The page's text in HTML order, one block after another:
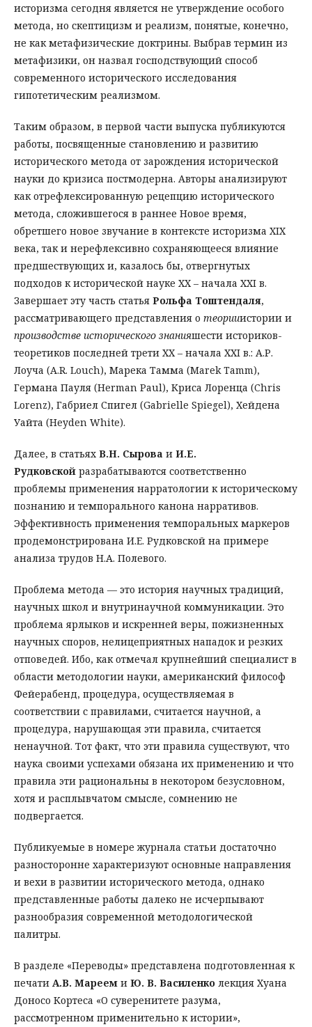
историзма сегодня является не утверждение особого
метода, но скептицизм и реализм, понятые, конечно,
не как метафизические доктрины. Выбрав термин из
метафизики, он назвал господствующий способ
современного исторического исследования
гипотетическим реализмом.
Таким образом, в первой части выпуска публикуются
работы, посвященные становлению и развитию
исторического метода от зарождения исторической
науки до кризиса постмодерна. Авторы анализируют
как отрефлексированную рецепцию исторического
метода, сложившегося в раннее Новое время,
обретшего новое звучание в контексте историзма XIX
века, так и нерефлексивно сохраняющееся влияние
предшествующих и, казалось бы, отвергнутых
подходов к исторической науке XX – начала XXI в.
Завершает эту часть статья Рольфа Тоштендаля,
рассматривающего представления о теорииистории и
производстве исторического знанияшести историков-
теоретиков последней трети ХХ – начала ХХI в.: А.Р.
Лоуча (A.R. Louch), Марека Тамма (Marek Tamm),
Германа Пауля (Herman Paul), Криса Лоренца (Chris
Lorenz), Габриел Спигел (Gabrielle Spiegel), Хейдена
Уайта (Heyden White).
Далее, в статьях В.Н. Сырова и И.Е.
Рудковской разрабатываются соответственно
проблемы применения нарратологии к историческому
познанию и темпорального канона нарративов.
Эффективность применения темпоральных маркеров
продемонстрирована И.Е. Рудковской на примере
анализа трудов Н.А. Полевого.
Проблема метода — это история научных традиций,
научных школ и внутринаучной коммуникации. Это
проблема ярлыков и искренней веры, пожизненных
научных споров, нелицеприятных нападок и резких
отповедей. Ибо, как отмечал крупнейший специалист в
области методологии науки, американский философ
Фейерабенд, процедура, осуществляемая в
соответствии с правилами, считается научной, а
процедура, нарушающая эти правила, считается
ненаучной. Тот факт, что эти правила существуют, что
наука своими успехами обязана их применению и что
правила эти рациональны в некотором безусловном,
хотя и расплывчатом смысле, сомнению не
подвергается.
Публикуемые в номере журнала статьи достаточно
разносторонне характеризуют основные направления
и вехи в развитии исторического метода, однако
представленные работы далеко не исчерпывают
разнообразия современной методологической
палитры.
В разделе «Переводы» представлена подготовленная к
печати А.В. Мареем и Ю. В. Василенко лекция Хуана
Доносо Кортеса «О суверенитете разума,
рассмотренном применительно к истории»,